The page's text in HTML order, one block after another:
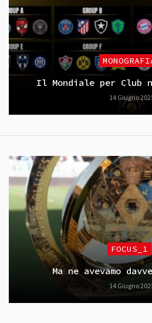
Il Mondiale per Club
14 Giugno
FOCUS_1
Ma ne avevamo
14 Giugno